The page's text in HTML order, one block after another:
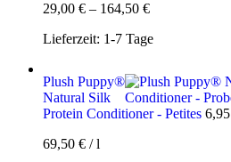
29,00 € – 164,50 €
Lieferzeit: 1-7 Tage
Plush Puppy®
Natural Silk
Protein Conditioner - Petites 6,95
69,50 € /l